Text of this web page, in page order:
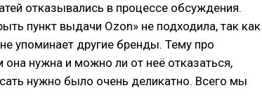
отказывались в процессе обсуждения.
пункт выдачи Ozon» не подходила, так как
упоминает другие бренды. Тему про
она нужна и можно ли от неё отказаться,
нужно было очень деликатно. Всего мы